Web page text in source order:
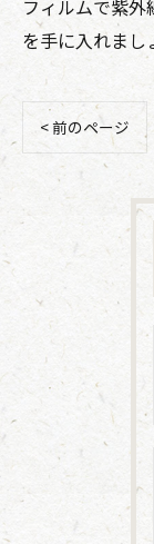
フィルムで紫
を手に入れまし
< 前のページ